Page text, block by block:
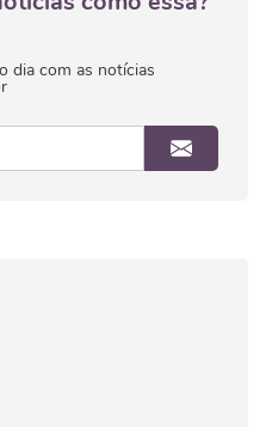
dia com as notícias